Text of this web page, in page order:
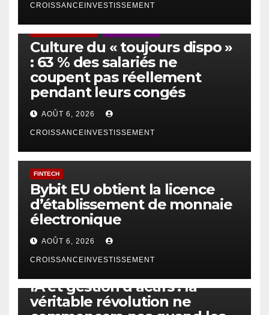
CROISSANCEINVESTISSEMENT
Culture du « toujours dispo »
: 63 % des salariés ne
coupent pas réellement
pendant leurs congés
AOÛT 6, 2026
CROISSANCEINVESTISSEMENT
FINTECH
Bybit EU obtient la licence
d’établissement de monnaie
électronique
AOÛT 6, 2026
CROISSANCEINVESTISSEMENT
IA et gestion d’actifs : la
véritable révolution ne